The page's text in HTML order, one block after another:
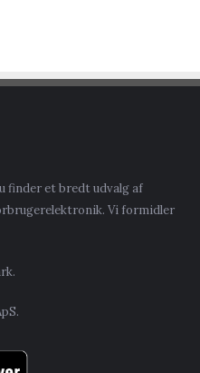
finder et bredt udvalg af
Vi formidler